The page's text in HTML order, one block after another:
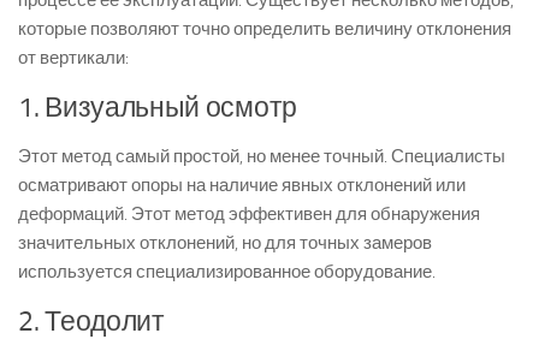
которые позволяют точно определить величину отклонения
от вертикали:
1. Визуальный осмотр
Этот метод самый простой, но менее точный. Специалисты
осматривают опоры на наличие явных отклонений или
деформаций. Этот метод эффективен для обнаружения
значительных отклонений, но для точных замеров
используется специализированное оборудование.
2. Теодолит